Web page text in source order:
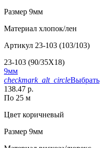
Размер 9мм
Материал хлопок/лен
Артикул 23-103 (103/103)
23-103 (90/35X18)
9мм
checkmark_alt_circleВыбрать
138.47 р.
По 25 м
Цвет коричневый
Размер 9мм